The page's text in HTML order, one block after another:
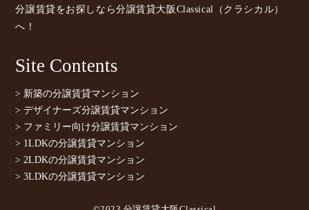
分譲賃貸をお探しなら分譲賃貸大阪Classical（クラシカル）
へ！
Site Contents
> 新築の分譲賃貸マンション
> デザイナーズ分譲賃貸マンション
> ファミリー向け分譲賃貸マンション
> 1LDKの分譲賃貸マンション
> 2LDKの分譲賃貸マンション
> 3LDKの分譲賃貸マンション